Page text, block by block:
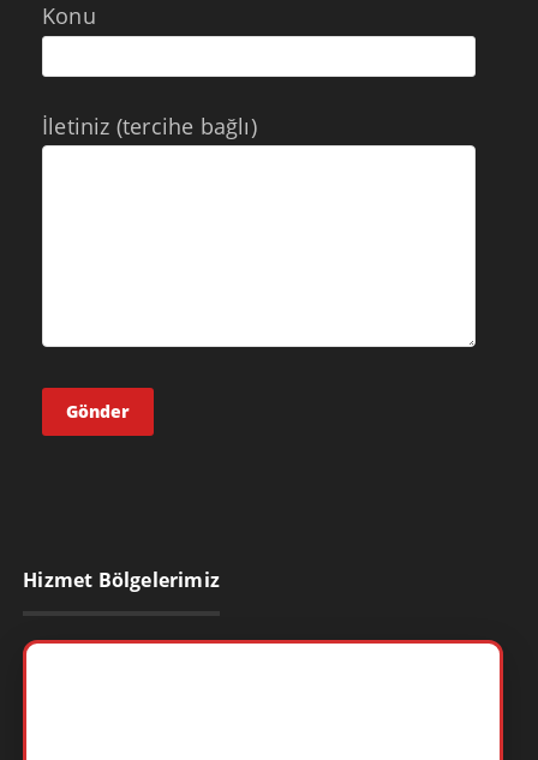
Konu
İletiniz (tercihe bağlı)
Hizmet Bölgelerimiz